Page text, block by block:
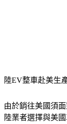
陸EV整車赴美生
由於銷往美國須
陸業者選擇與美